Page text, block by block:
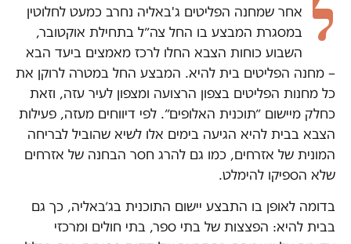
ל
אחר שמחנה הפליטים ג'באליה נחרב כמעט לחלוטין
במסגרת המבצע בו החל צה״ל בתחילת אוקטובר,
השבוע כוחות הצבא החלו לרכז מאמצים ביעד הבא
– מחנה הפליטים בית להיא. המבצע החל במטרה לרוקן את
כל מחנות הפליטים בצפון הרצועה ומצפון לעיר עזה, וזאת
כחלק מיישום ״תוכנית האלופים״. לפי דיווחים מעזה, פעילות
הצבא בבית להיא הגיעה בימים אלו לשיא שהוביל לבריחה
המונית של אזרחים, כמו גם להרג חסר הבחנה של אזרחים
שלא הספיקו להימלט.
בדומה לאופן בו התבצע יישום התוכנית בג׳באליה, כך גם
בבית להיא: הפצצות של בתי ספר, בתי חולים ומרכזי